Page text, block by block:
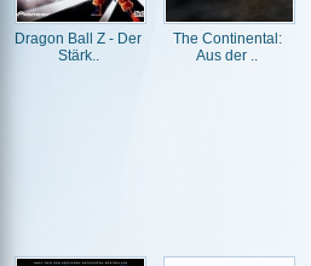
Dragon Ball Z - Der
Stärk..
The Continental:
Aus der ..